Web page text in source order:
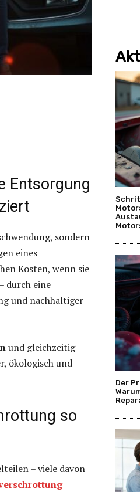
Entsorgung
sondern
eines
Kosten, wenn sie
durch eine
und nachhaltiger
und gleichzeitig
ökologisch und
so
– viele davon
Der